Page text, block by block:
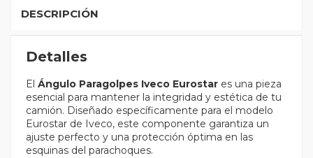
DESCRIPCIÓN
Detalles
El Ángulo Paragolpes Iveco Eurostar es una pieza
esencial para mantener la integridad y estética de tu
camión. Diseñado específicamente para el modelo
Eurostar de Iveco, este componente garantiza un
ajuste perfecto y una protección óptima en las
esquinas del parachoques.